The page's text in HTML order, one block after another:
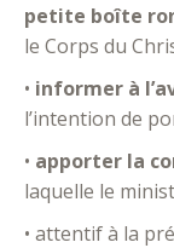
petite boîte
le Corps du
• informer à
l’intention de
• apporter la
laquelle le
• attentif à la